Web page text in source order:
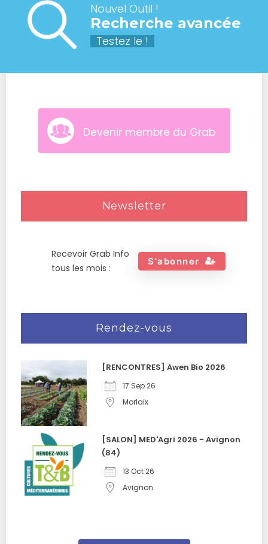
Nouvel Outil !
Recherche avancée
Testez le !
Devenir membre du Grab
Newsletter
Recevoir Grab Info
tous les mois :
S'abonner
Rendez-vous
[RENCONTRES] Awen Bio 2026
17 Sep 26
Morlaix
[SALON] MED'Agri 2026 - Avignon
(84)
13 Oct 26
Avignon